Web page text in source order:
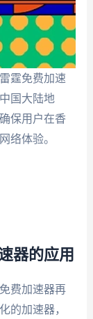
霆免费加速
国大陆地
保用户在香
络体验。
器的应用
费加速器再
的加速器，